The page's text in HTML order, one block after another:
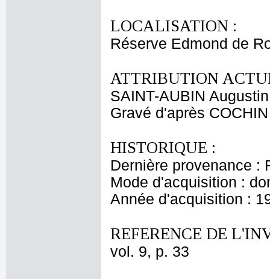
LOCALISATION :
Réserve Edmond de
ATTRIBUTION
SAINT-AUBIN
Gravé d'après
HISTORIQUE :
Dernière provenance :
Mode d'acquisition :
Année d'acquisition :
REFERENCE DE
vol. 9, p. 33